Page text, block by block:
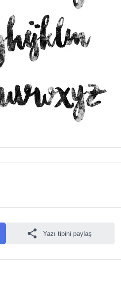
Yazı tipini paylaş